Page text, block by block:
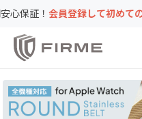
！会員登録して初めてのお買